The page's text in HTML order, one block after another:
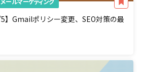
5】Gmailポリシー変更、SEO対策の最